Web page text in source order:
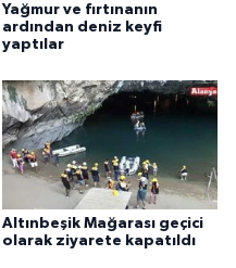
Yağmur ve fırtınanın
ardından deniz keyfi
yaptılar
Altınbeşik Mağarası geçici
olarak ziyarete kapatıldı